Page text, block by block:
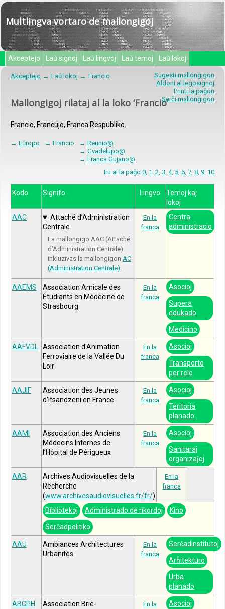
Multlingva vortaro de mallongigoj
Akceptejo Laŭ signoj Laŭ lingvoj Laŭ temoj Laŭ lokoj
Sugesti mallongigon
Aldoni al legosignoj
Printi la paĝon
Serĉi mallongigon
Akceptejo Laŭ lokoj Francio
Mallongigoj rilataj al la loko ‘Francio’
Francio, Francujo, Franca Respubliko.
→ Eŭropo → Francio → Reunio@
→ Gvadelupo@
→ Franca Gujano@
Iru al la paĝo 0, 1, 2, 3, 4, 5, 6, 7, 8, 9, 10
Kodo Signifo Lingvo
Temoj kaj
lokoj
AAC
Attaché d’Administration
Centrale
La mallongigo AAC (Attaché
d’Administration Centrale)
inkluzivas la mallongigon AC
(Administration Centrale).
En la
franca
Centra
administracio
AAEMS
Association Amicale des
Étudiants en Médecine de
Strasbourg
En la
franca
Asocioj
Supera
edukado
Medicino
AAFVDL Association d'Animation
Ferroviaire de la Vallée Du
Loir
En la
franca
Asocioj
Transporto
per relo
AAJIF
Association des Jeunes
d’Itsandzeni en France
En la
franca
Asocioj
Teritoria
planado
AAMI
Association des Anciens
Médecins Internes de
l’Hôpital de Périgueux
En la
franca
Asocioj
Sanitaraj
organizaĵoj
AAR
Archives Audiovisuelles de la
Recherche
(www.archivesaudiovisuelles.fr/fr/)
En la
franca
Bibliotekoj Administrado de rikordoj Kino
Serĉadpolitiko
AAU
Ambiances Architectures
Urbanités
En la
franca
Serĉadinstitutoj
Arĥitekturo
Urba
planado
ABCPH
Association Brie-
En la
Asocioj